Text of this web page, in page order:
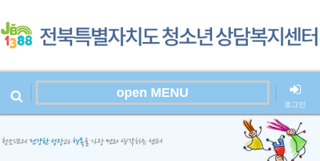
open MENU
로그인
스케치북5